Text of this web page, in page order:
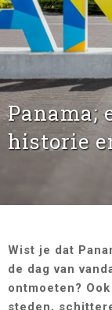
Panama;
historie
Wist je dat
de dag van
ontmoeten?
steden,